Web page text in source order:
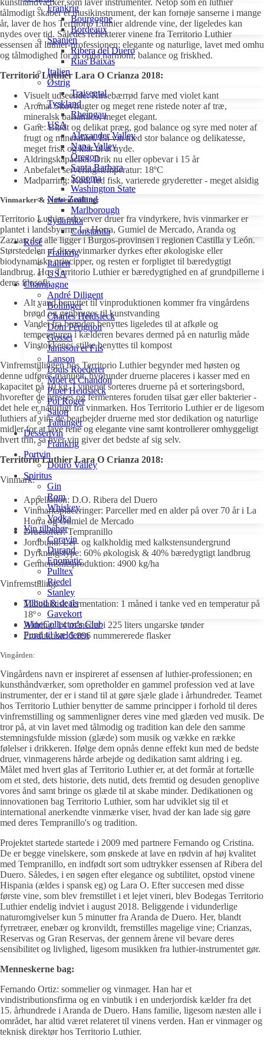
Frankrig
Bourgogne
Bordeaux
Spanien
Ribera del Duero
Rías Baixas
Italien
Østrig
Traisental
Tyskland
Rheingau
USA
Alexander Valley
Napa Valley
Oregon
Santa Barbara
Sonoma
Washington State
New Zealand
Marlborough
Sydafrika
Constantia
Rosé
Frankrig
Italien
USA
Champagne
André Diligent
Bollinger
Charles Heidsieck
Dom Pérignon
Gosset
Janisson et Fils
Lanson
Louis Roederer
Móet et Chandon
Piper Heidsieck
Pol Roger
Salon
Taittinger
Dessertvin
Frankrig
Portvin
Douro Valley
Spiritus
Gin
Rom
Whiskey
Vodka
Vin tilbehør
Coravin
Durand
Enomatic
Pulltex
Riedel
Stanley
Tilbud & deals
Gavekort
WineCollector's Club
Fund til kælderen
kunsthåndværker som laver instrumenter. Netop som en luthier
tålmodigt skaber et musikinstrument, der kan fornøje sanserne i mange
år, laver de hos Territorio Luthier aldrende vine, der ligeledes kan
nydes over tid. Således reflekterer vinene fra Territorio Luthier
essensen af luthier-professionen; elegante og naturlige, lavet med omhu
og tålmodighed for at opnå harmoni, balance og friskhed.
Territorio Luthier Lara O Crianza 2018:
Visuelt udseende: Kirsebærrød farve med violet kant
Aroma: Skovfrugter og meget rene ristede noter af træ,
mineralsk balsamico, meget elegant.
Gane: Blødt og delikat præg, god balance og syre med noter af
frugt og mineralitet. En vin med stor balance og delikatesse,
meget frisk og klar til at nyde.
Aldringskapacitet: Drik nu eller opbevar i 15 år
Anbefalet serveringstemperatur: 18ºC
Madparring: Kød, fed fisk, varierede gryderetter - meget alsidig
Vinmarker & vinfremstilling:
Territorio Luthier erhverver druer fra vindyrkere, hvis vinmarker er
plantet i landsbyerne La Horra, Gumiel de Mercado, Aranda og
Zazuar, der alle ligger i Burgos-provinsen i regionen Castilla y León.
Størstedelen af disse vinmarker dyrkes efter økologiske eller
biodynamiske principper, og resten er forpligtet til bæredygtigt
landbrug. Hos Territorio Luthier er bæredygtighed en af ​​grundpillerne i
deres filosofi:
Alt vand benyttet til vinproduktionen kommer fra vingårdens
brønd og genbruges til kunstvanding
Vandet fra brønden benyttes ligeledes til at afkøle og
temperaturen i kælderen bevares dermed på en naturlig måde
Vinstokkenes stilke benyttes til kompost
Vinfremstillingen hos Territorio Luthier begynder med høsten og
denne udføres manuelt, hvorunder druerne placeres i kasser med en
kapacitet på 10 kg. I vineriet sorteres druerne på et sorteringsbord,
hvorefter de presses og fermenteres foruden tilsat gær eller bakterier -
det hele er naturligt fra vinmarken. Hos Territorio Luthier er de ligesom
luthiers af vin; de bearbejder druerne med stor dedikation og naturlige
midler for at lave rene og elegante vine samt kontrollerer omhyggeligt
hvert trin, så hver vin giver det bedste af sig selv.
Territorio Luthier Lara O Crianza 2018:
Vinmark:
Appellation: D.O. Ribera del Duero
Vinmarksplaceringer: Parceller med en alder på over 70 år i La
Horra og Gumiel de Mercado
Druesorter: Tempranillo
Jordbund: Ler- og kalkholdig med kalkstensundergrund
Dyrkningstype: 60% økologisk & 40% bæredygtigt landbrug
Gennemsnitsproduktion: 4900 kg/ha
Vinfremstilling:
Malolaktisk fermentation: 1 måned i tanke ved en temperatur på
18º
Aldring: 14 måneder i 225 liters ungarske tønder
Produktion: 5.896 nummererede flasker
Vingården:
Vingårdens navn er inspireret af essensen af ​​luthier-professionen; en
kunsthåndværker, som opretholder en gammel profession ved at lave
instrumenter, der er i stand til at gøre sjæle glade i århundreder. Teamet
hos Territorio Luthier benytter de samme principper i forhold til deres
vinfremstilling og sammenligner deres vine med glæden ved musik. De
tror på, at vin lavet med tålmodig og tradition kan dele den samme
stemningsfulde mission (glæde) som musik og vække en række
følelser i drikkeren. Ifølge dem opnås denne effekt kun med de bedste
druer, vinmagerens hårde arbejde og dedikation samt aldring i eg.
Målet med hvert glas af Territorio Luthier er, at det formår at fortælle
om et sted, dets historie, dets nutid, dets fremtid og desuden genoplive
vores ånd samt bringe os glæde til at skabe minder. Dedikationen og
innovationen bag Territorio Luthier, som har udviklet sig til et
international anerkendte vinmærke viser, hvad der kan lade sig gøre
med deres Tempranillo's og tradition.
Projektet startede startede i 2009 med partnere Fernando og Cristina.
De er begge vinelskere, som ønskede at lave en rødvin af høj kvalitet
med Tempranillo, en indfødt sort som udtrykker essensen af Ribera del
Duero. Således, i en søgen efter elegance og subtilitet, opstod vinene
Hispania (ældes i spansk eg) og Lara O. Efter succesen med disse
første vine, som blev fremstillet i et lejet vineri, blev Bodegas Territorio
Luthier endelig indviet i august 2018. Beliggende i vidunderlige
naturomgivelser kun 5 minutter fra Aranda de Duero. Her, blandt
fyrretræer, enebær og kronvildt, fremstilles magelige vine; Crianzas,
Reservas og Gran Reservas, der gennem årene vil bevare deres
sensibilitet og livlighed, ligesom musikken fra luthier-instrumentet gør.
Menneskerne bag:
Fernando Ortiz: sommelier og vinmager. Han har et
vindistributionsfirma og en vinbutik i en underjordisk kælder fra det
15. århundrede i Aranda de Duero. Hans familie, ligesom næsten alle i
området, har altid været relateret til vinens verden. Han er vinmager og
teknisk direktør hos Territorio Luthier.